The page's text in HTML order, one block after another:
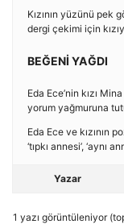
Kızının yüzünü pek
dergi çekimi için
BEĞENİ YAĞDI
Eda Ece’nin kızı
yorum yağmuruna
Eda Ece ve kızının
‘tıpkı annesi’, ‘aynı
Yazar
1 yazı görüntüleniyor